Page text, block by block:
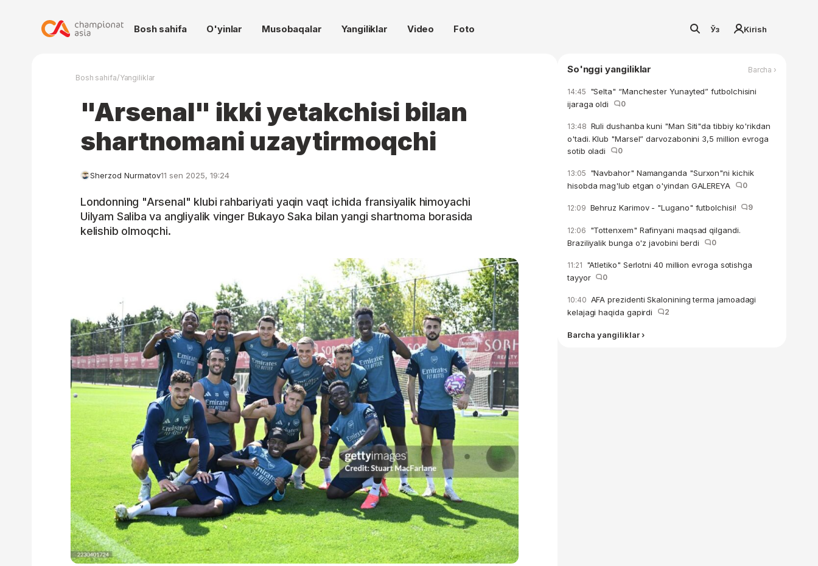
Bosh sahifa O'yinlar Musobaqalar Yangiliklar Video Foto Ўз Kirish
Bosh sahifa/Yangiliklar
"Arsenal" ikki yetakchisi bilan
shartnomani uzaytirmoqchi
Sherzod Nurmatov11 sen 2025, 19:24
Londonning "Arsenal" klubi rahbariyati yaqin vaqt ichida fransiyalik himoyachi
Uilyam Saliba va angliyalik vinger Bukayo Saka bilan yangi shartnoma borasida
kelishib olmoqchi.
So'nggi yangiliklar Barcha ›
14:45 "Selta" “Manchester Yunayted” futbolchisini
ijaraga oldi
0
13:48 Ruli dushanba kuni "Man Siti"da tibbiy ko'rikdan
o'tadi. Klub "Marsel” darvozabonini 3,5 million evroga
sotib oladi
0
13:05 "Navbahor" Namanganda "Surxon"ni kichik
hisobda mag'lub etgan o'yindan GALEREYA
0
12:09 Behruz Karimov - "Lugano" futbolchisi! 9
12:06 "Tottenxem" Rafinyani maqsad qilgandi.
Braziliyalik bunga o'z javobini berdi
0
11:21 "Atletiko" Serlotni 40 million evroga sotishga
tayyor
0
10:40 AFA prezidenti Skalonining terma jamoadagi
kelajagi haqida gapirdi
2
Barcha yangiliklar ›